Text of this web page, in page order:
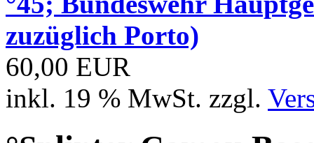
zuzüglich Porto)
60,00 EUR
inkl. 19 % MwSt. zzgl.